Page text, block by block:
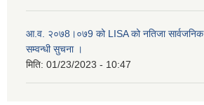
आ.व. २०७8।०७9 को LISA को नतिजा सार्वजनिक
सम्वन्धी सुचना ।
मिति: 01/23/2023 - 10:47